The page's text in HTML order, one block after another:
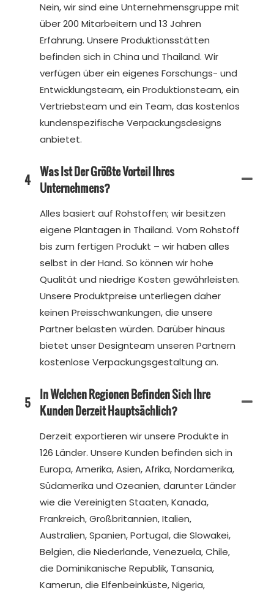
Nein, wir sind eine Unternehmensgruppe mit
über 200 Mitarbeitern und 13 Jahren
Erfahrung. Unsere Produktionsstätten
befinden sich in China und Thailand. Wir
verfügen über ein eigenes Forschungs- und
Entwicklungsteam, ein Produktionsteam, ein
Vertriebsteam und ein Team, das kostenlos
kundenspezifische Verpackungsdesigns
anbietet.
4 Was Ist Der Größte Vorteil Ihres
Unternehmens?
Alles basiert auf Rohstoffen; wir besitzen
eigene Plantagen in Thailand. Vom Rohstoff
bis zum fertigen Produkt – wir haben alles
selbst in der Hand. So können wir hohe
Qualität und niedrige Kosten gewährleisten.
Unsere Produktpreise unterliegen daher
keinen Preisschwankungen, die unsere
Partner belasten würden. Darüber hinaus
bietet unser Designteam unseren Partnern
kostenlose Verpackungsgestaltung an.
5 In Welchen Regionen Befinden Sich Ihre
Kunden Derzeit Hauptsächlich?
Derzeit exportieren wir unsere Produkte in
126 Länder. Unsere Kunden befinden sich in
Europa, Amerika, Asien, Afrika, Nordamerika,
Südamerika und Ozeanien, darunter Länder
wie die Vereinigten Staaten, Kanada,
Frankreich, Großbritannien, Italien,
Australien, Spanien, Portugal, die Slowakei,
Belgien, die Niederlande, Venezuela, Chile,
die Dominikanische Republik, Tansania,
Kamerun, die Elfenbeinküste, Nigeria,